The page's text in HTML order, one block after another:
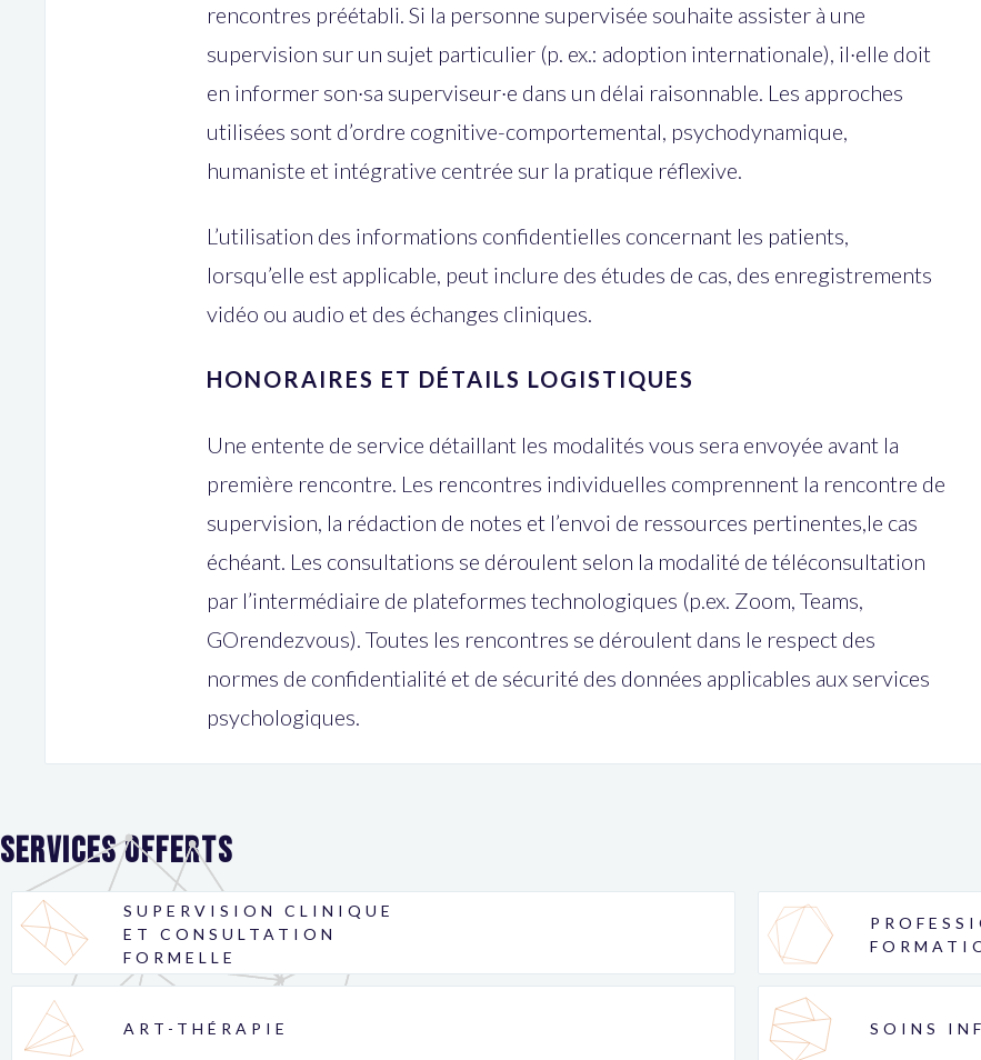
rencontres préétabli. Si la personne supervisée souhaite assister à une
supervision sur un sujet particulier (p. ex.: adoption internationale), il·elle doit
en informer son·sa superviseur·e dans un délai raisonnable. Les approches
utilisées sont d’ordre cognitive-comportemental, psychodynamique,
humaniste et intégrative centrée sur la pratique réflexive.
L’utilisation des informations confidentielles concernant les patients,
lorsqu’elle est applicable, peut inclure des études de cas, des enregistrements
vidéo ou audio et des échanges cliniques.
HONORAIRES ET DÉTAILS LOGISTIQUES
Une entente de service détaillant les modalités vous sera envoyée avant la
première rencontre. Les rencontres individuelles comprennent la rencontre de
supervision, la rédaction de notes et l’envoi de ressources pertinentes,le cas
échéant. Les consultations se déroulent selon la modalité de téléconsultation
par l’intermédiaire de plateformes technologiques (p.ex. Zoom, Teams,
GOrendezvous). Toutes les rencontres se déroulent dans le respect des
normes de confidentialité et de sécurité des données applicables aux services
psychologiques.
Services offerts
SUPERVISION CLINIQUE
ET CONSULTATION
FORMELLE
ART-THÉRAPIE SOINS